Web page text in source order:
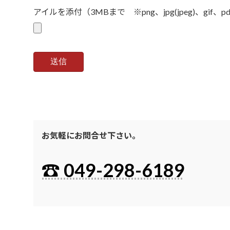
アイルを添付（3MBまで ※png、jpg(jpeg)、gif、pdf
お気軽にお問合せ下さい。
☎ 049-298-6189